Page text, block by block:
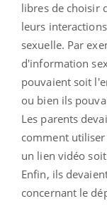
libres de choisir
leurs
sexuelle. Par
d'information
pouvaient soit
ou bien ils
Les parents
comment
un lien vidéo
Enfin, ils
concernant le